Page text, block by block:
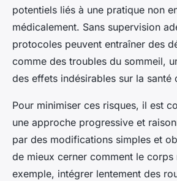
potentiels liés à une pratique non
médicalement. Sans supervision
protocoles peuvent entraîner des
comme des troubles du sommeil,
des effets indésirables sur la santé
Pour minimiser ces risques, il est
une approche progressive et
par des modifications simples et
de mieux cerner comment le corps
exemple, intégrer lentement des